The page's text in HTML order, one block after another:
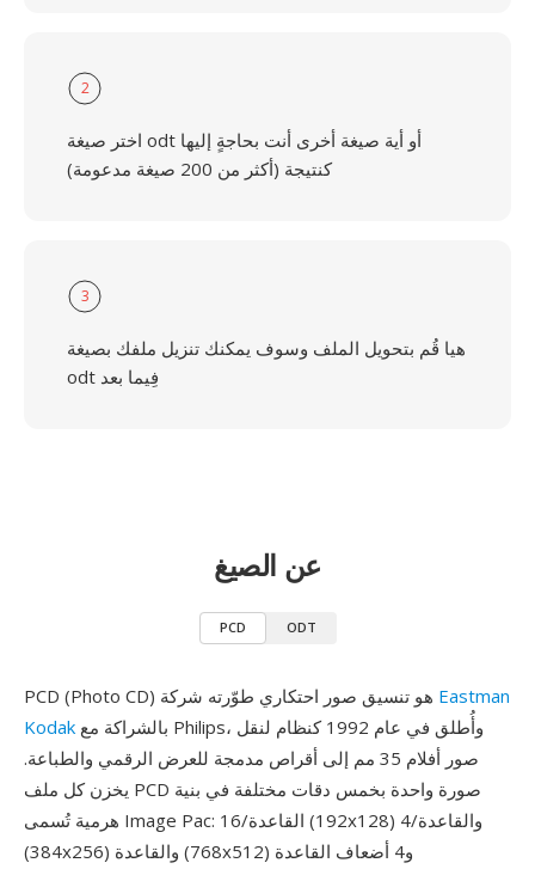
2
اختر صيغة odt أو أية صيغة أخرى أنت بحاجةٍ إليها
كنتيجة (أكثر من 200 صيغة مدعومة)
3
هيا قُم بتحويل الملف وسوف يمكنك تنزيل ملفك بصيغة
odt فِيما بعد
عن الصيغ
PCD ODT
Eastman
Kodak
صور أفلام 35 مم إلى أقراص مدمجة للعرض الرقمي والطباعة.
يخزن كل ملف PCD صورة واحدة بخمس دقات مختلفة في بنية
هرمية تُسمى Image Pac: القاعدة/16 (192x128) والقاعدة/4
(384x256) والقاعدة (768x512) و4 أضعاف القاعدة